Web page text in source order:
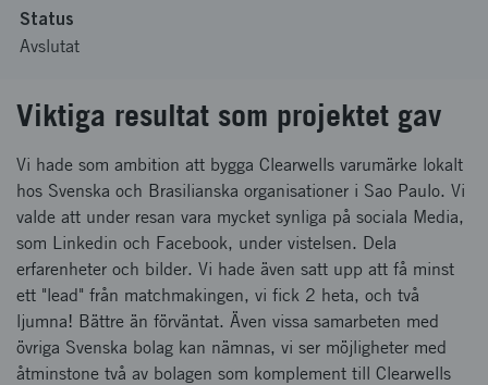
Status
Avslutat
Viktiga resultat som projektet gav
Vi hade som ambition att bygga Clearwells varumärke lokalt
hos Svenska och Brasilianska organisationer i Sao Paulo. Vi
valde att under resan vara mycket synliga på sociala Media,
som Linkedin och Facebook, under vistelsen. Dela
erfarenheter och bilder. Vi hade även satt upp att få minst
ett "lead" från matchmakingen, vi fick 2 heta, och två
ljumna! Bättre än förväntat. Även vissa samarbeten med
övriga Svenska bolag kan nämnas, vi ser möjligheter med
åtminstone två av bolagen som komplement till Clearwells